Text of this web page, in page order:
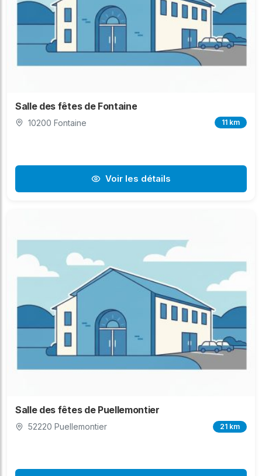
Salle des fêtes de Fontaine
10200 Fontaine 11 km
Voir les détails
Salle des fêtes de Puellemontier
52220 Puellemontier 21 km